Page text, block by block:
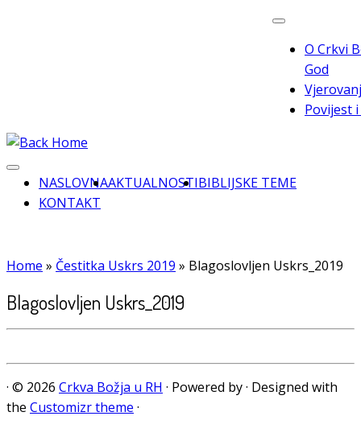
O Crkvi
God
Povijest
NASLOVNAAKTUALNOSTIBIBLIJSKE TEME
KONTAKT
Home » Čestitka Uskrs 2019 » Blagoslovljen Uskrs_2019
Blagoslovljen Uskrs_2019
· © 2026 Crkva Božja u RH · Powered by· Designed with
the Customizr theme ·